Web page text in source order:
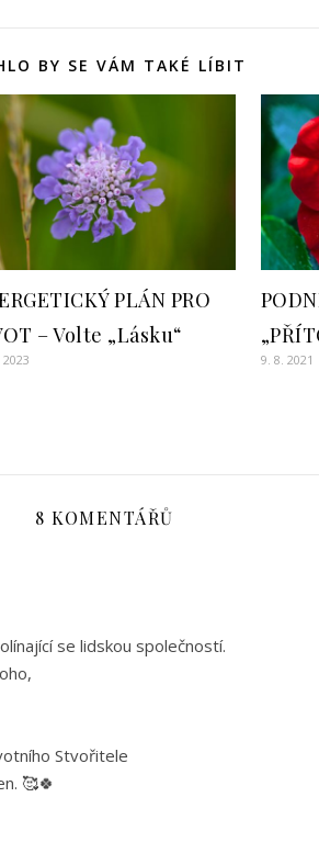
BY SE VÁM TAKÉ LÍBIT
PLÁN PRO
– Volte „Lásku“
2023 9. 8. 2021
8 KOMENTÁŘŮ
se lidskou společností.
Stvořitele
🥰🍀